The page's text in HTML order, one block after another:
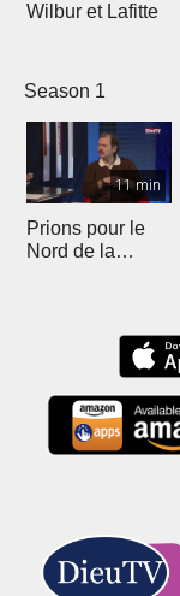
Wilbur et Lafitte
Season 1
11 min
Prions pour le
Nord de la